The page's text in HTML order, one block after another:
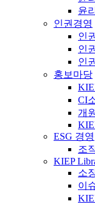
윤
인권경영
인
인
인
홍보마당
CI
개
ESG 경영
조
KIEP
소
이